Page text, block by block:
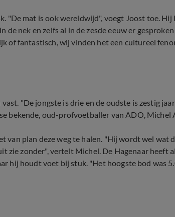
"De mat is ook wereldwijd", voegt Joost toe.
nek en zelfs al in de zesde eeuw er
of fantastisch, wij vinden het een cultureel
"De jongste is drie en de oudste is zestig
bekende, oud-profvoetballer van ADO, Michel
van plan deze weg te halen. "Hij wordt wel wat
zie zonder", vertelt Michel. De Hagenaar heeft
hij houdt voet bij stuk. "Het hoogste bod was